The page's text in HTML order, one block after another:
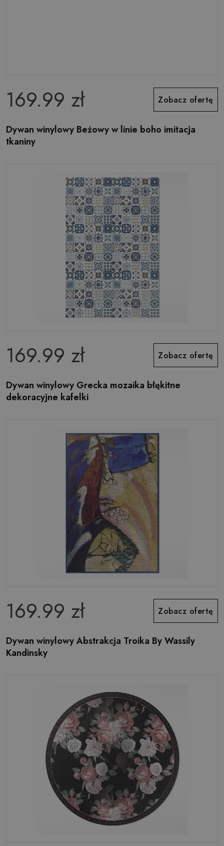
169.99 zł Zobacz ofertę
Dywan winylowy Beżowy w linie boho imitacja
tkaniny
169.99 zł Zobacz ofertę
Dywan winylowy Grecka mozaika błękitne
dekoracyjne kafelki
169.99 zł Zobacz ofertę
Dywan winylowy Abstrakcja Troika By Wassily
Kandinsky